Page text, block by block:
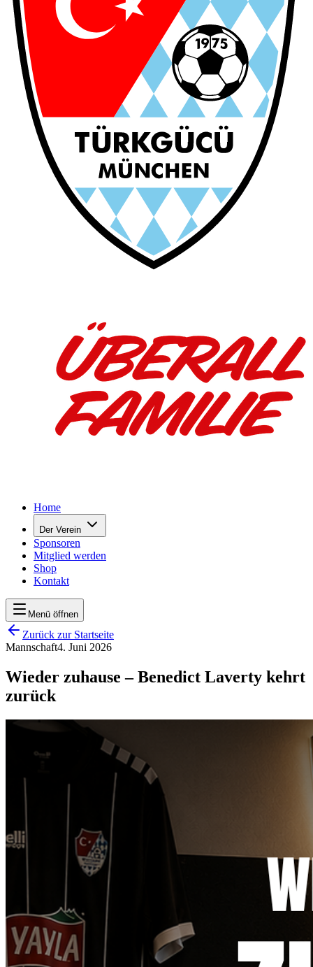
Home
Der Verein
Sponsoren
Mitglied werden
Shop
Kontakt
Menü öffnen
Zurück zur Startseite
Mannschaft4. Juni 2026
Wieder zuhause – Benedict Laverty kehrt
zurück